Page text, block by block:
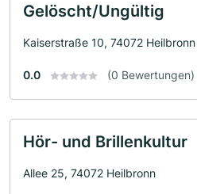
Gelöscht/Ungültig
Kaiserstraße 10, 74072 Heilbronn
0.0 (0 Bewertungen)
Hör- und Brillenkultur
Allee 25, 74072 Heilbronn